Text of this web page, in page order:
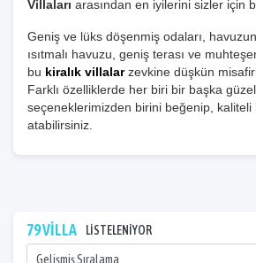
Villaları arasından en iyilerini sizler için
Geniş ve lüks döşenmiş odaları,
ısıtmalı havuzu, geniş terası ve
bu kiralık villalarzevkine düşkün
Farklı özelliklerde her biri bir başka
seçeneklerimizden birini beğenip, kaliteli
atabilirsiniz.
79 VİLLA LİSTELENİYOR